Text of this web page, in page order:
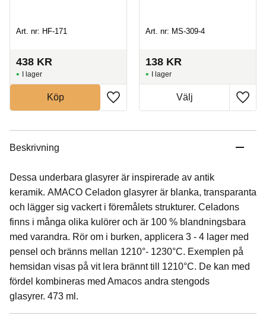
Art. nr: HF-171
438 KR
I lager
Köp
Art. nr: MS-309-4
138 KR
I lager
Beskrivning
Dessa underbara glasyrer är inspirerade av antik
keramik. AMACO Celadon glasyrer är blanka, transparanta
och lägger sig vackert i föremålets strukturer. Celadons
finns i många olika kulörer och är 100 % blandningsbara
med varandra. Rör om i burken, applicera 3 - 4 lager med
pensel och bränns mellan 1210°- 1230°C. Exemplen på
hemsidan visas på vit lera brännt till 1210°C. De kan med
fördel kombineras med Amacos andra stengods
glasyrer. 473 ml.